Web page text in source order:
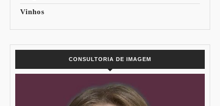
Vinhos
CONSULTORIA DE IMAGEM